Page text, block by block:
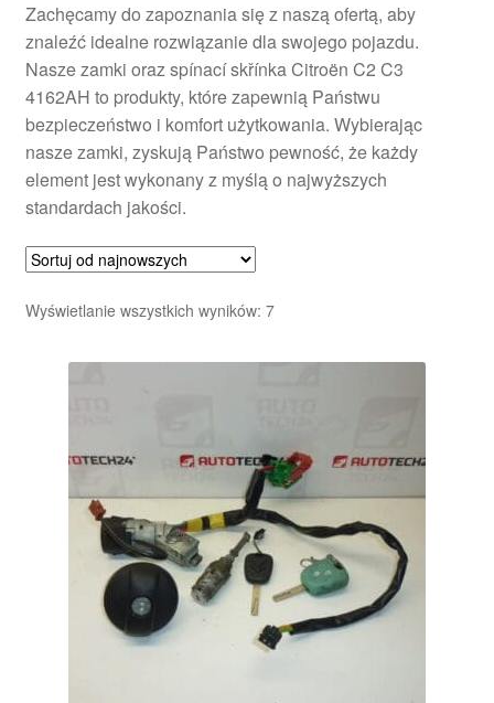
Zachęcamy do zapoznania się z naszą ofertą, aby
znaleźć idealne rozwiązanie dla swojego pojazdu.
Nasze zamki oraz spínací skřínka Citroën C2 C3
4162AH to produkty, które zapewnią Państwu
bezpieczeństwo i komfort użytkowania. Wybierając
nasze zamki, zyskują Państwo pewność, że każdy
element jest wykonany z myślą o najwyższych
standardach jakości.
Wyświetlanie wszystkich wyników: 7Posortowane
najnowszych